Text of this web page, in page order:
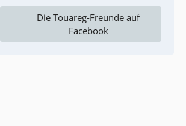
Die Touareg-Freunde auf
Facebook